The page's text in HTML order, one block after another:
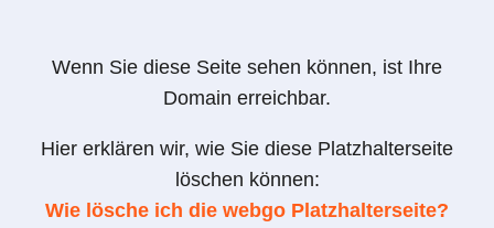
Wenn Sie diese Seite sehen können, ist Ihre
Domain erreichbar.
Hier erklären wir, wie Sie diese Platzhalterseite
löschen können:
Wie lösche ich die webgo Platzhalterseite?